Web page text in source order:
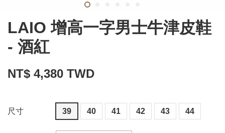
LAIO 增高一字男士牛津皮鞋
- 酒紅
NT$ 4,380 TWD
尺寸 39 40 41 42 43 44